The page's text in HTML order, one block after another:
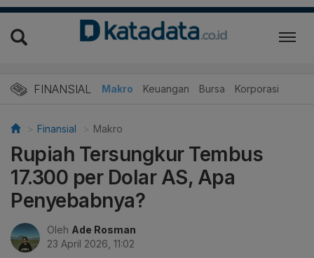
FINANSIAL Makro Keuangan Bursa Korporasi
Finansial Makro
Rupiah Tersungkur Tembus
17.300 per Dolar AS, Apa
Penyebabnya?
Oleh Ade Rosman
23 April 2026, 11:02